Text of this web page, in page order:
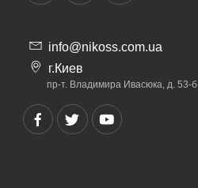
info@nikoss.com.ua
г.Киев
пр-т. Владимира Ивасюка, д. 53-б